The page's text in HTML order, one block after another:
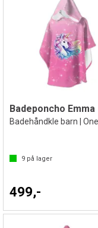
Badeponcho Emma
9 på lager
499,-